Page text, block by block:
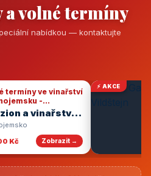
volné termíny
nabídkou — kontaktujte
termíny ve vinařství
-
vín
a vinařství
Kč
Zobrazit →
⚡ AKCE